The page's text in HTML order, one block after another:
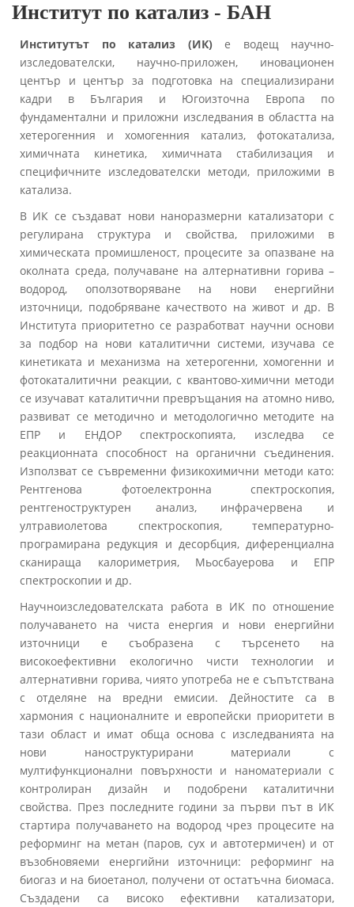
Институт по катализ - БАН
Институтът по катализ (ИК)е водещ научно-
изследователски, научно-приложен, иновационен
център и център за подготовка на специализирани
кадри в България и Югоизточна Европа по
фундаментални и приложни изследвания в областта на
хетерогенния и хомогенния катализ, фотокатализа,
химичната кинетика, химичната стабилизация и
специфичните изследователски методи, приложими в
катализа.
В ИК се създават нови наноразмерни катализатори с
регулирана структура и свойства, приложими в
химическата промишленост, процесите за опазване на
околната среда, получаване на алтернативни горива –
водород, оползотворяване на нови енергийни
източници, подобряване качеството на живот и др. В
Института приоритетно се разработват научни основи
за подбор на нови каталитични системи, изучава се
кинетиката и механизма на хетерогенни, хомогенни и
фотокаталитични реакции, с квантово-химични методи
се изучават каталитични превръщания на атомно ниво,
развиват се методично и методологично методите на
ЕПР и ЕНДОР спектроскопията, изследва се
реакционната способност на органични съединения.
Използват се съвременни физикохимични методи като:
Рентгенова фотоелектронна спектроскопия,
рентгеноструктурен анализ, инфрачервена и
ултравиолетова спектроскопия, температурно-
програмирана редукция и десорбция, диференциална
сканираща калориметрия, Мьосбауерова и ЕПР
спектроскопии и др.
Научноизследователската работа в ИК по отношение
получаването на чиста енергия и нови енергийни
източници е съобразена с търсенето на
високоефективни екологично чисти технологии и
алтернативни горива, чиято употреба не е съпътствана
с отделяне на вредни емисии. Дейностите са в
хармония с националните и европейски приоритети в
тази област и имат обща основа с изследванията на
нови наноструктурирани материали с
мултифункционални повърхности и наноматериали с
контролиран дизайн и подобрени каталитични
свойства. През последните години за първи път в ИК
стартира получаването на водород чрез процесите на
реформинг на метан (паров, сух и автотермичен) и от
възобновяеми енергийни източници: реформинг на
биогаз и на биоетанол, получени от остатъчна биомаса.
Създадени са високо ефективни катализатори,